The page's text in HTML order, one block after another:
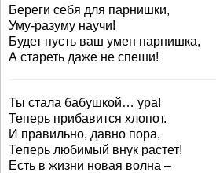
Береги себя для парнишки,
Уму-разуму научи!
Будет пусть ваш умен парнишка,
А стареть даже не спеши!
Ты стала бабушкой… ура!
Теперь прибавится хлопот.
И правильно, давно пора,
Теперь любимый внук растет!
Есть в жизни новая волна –